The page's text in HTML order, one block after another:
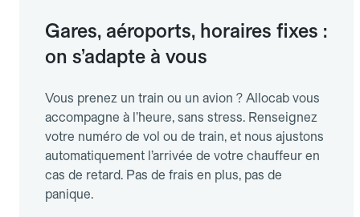
Gares, aéroports, horaires fixes :
on s’adapte à vous
Vous prenez un train ou un avion ? Allocab vous
accompagne à l’heure, sans stress. Renseignez
votre numéro de vol ou de train, et nous ajustons
automatiquement l’arrivée de votre chauffeur en
cas de retard. Pas de frais en plus, pas de
panique.